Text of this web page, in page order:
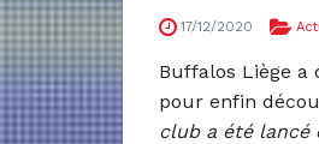
17/12/2020
Buffalos Liège a
pour enfin
club a été lancé